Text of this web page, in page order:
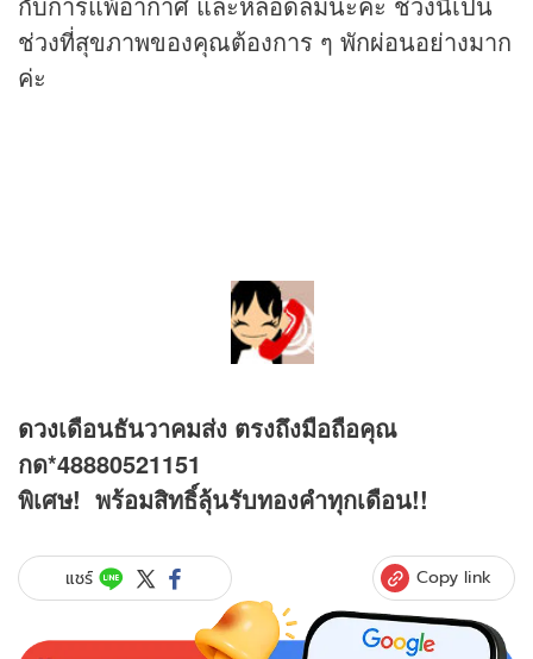
ช่วงที่สุขภาพของคุณต้องการ ๆ พักผ่อนอย่างมาก
ค่ะ
ดวงเดือนธันวาคมส่ง ตรงถึงมือถือคุณ
กด*48880521151
พิเศษ! พร้อมสิทธิ์ลุ้นรับทองคำทุกเดือน!!
แชร์ Copy link